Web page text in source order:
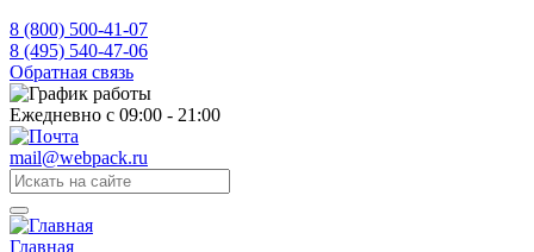
8 (800) 500-41-07
8 (495) 540-47-06
Обратная связь
Ежедневно с 09:00 - 21:00
mail@webpack.ru
Главная